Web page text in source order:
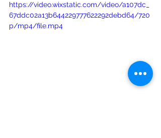
https://video.wixstatic.com/video/a107dc_
67ddc02a13b644229777622292debd64/720
p/mp4/file.mp4